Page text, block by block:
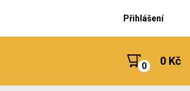
Přihlášení
0 Kč